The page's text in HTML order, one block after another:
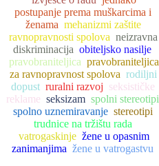
postupanje prema muškarcima i
ženama mehanizmi zaštite
ravnopravnosti spolova neizravna
diskriminacija obiteljsko nasilje
pravobraniteljica pravobraniteljica
za ravnopravnost spolova rodiljni
dopust ruralni razvoj seksističke
reklame seksizam spolni stereotipi
spolno uznemiravanje stereotipi
trudnice na tržištu rada
vatrogaskinje žene u opasnim
zanimanjima žene u vatrogastvu